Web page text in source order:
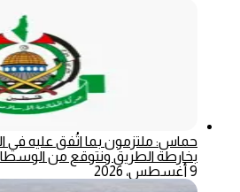
حماس: ملتزمون بما اتُفق عليه في
بخارطة الطريق ونتوقع من الوسطاء
9 أغسطس، 2026